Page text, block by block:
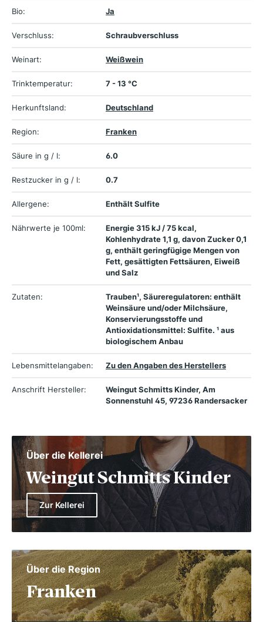
Bio: Ja
Verschluss: Schraubverschluss
Weinart: Weißwein
Trinktemperatur: 7 - 13 °C
Herkunftsland: Deutschland
Region: Franken
Säure in g / l: 6.0
Restzucker in g / l: 0.7
Allergene: Enthält Sulfite
Nährwerte je 100ml:
Energie 315 kJ / 75 kcal,
Kohlenhydrate 1,1 g, davon Zucker 0,1
g, enthält geringfügige Mengen von
Fett, gesättigten Fettsäuren, Eiweiß
und Salz
Zutaten:
Trauben¹, Säureregulatoren: enthält
Weinsäure und/oder Milchsäure,
Konservierungsstoffe und
Antioxidationsmittel: Sulfite. ¹ aus
biologischem Anbau
Lebensmittelangaben: Zu den Angaben des Herstellers
Anschrift Hersteller:
Weingut Schmitts Kinder, Am
Sonnenstuhl 45, 97236 Randersacker
Über die Kellerei
Weingut Schmitts Kinder
Zur Kellerei
Über die Region
Franken